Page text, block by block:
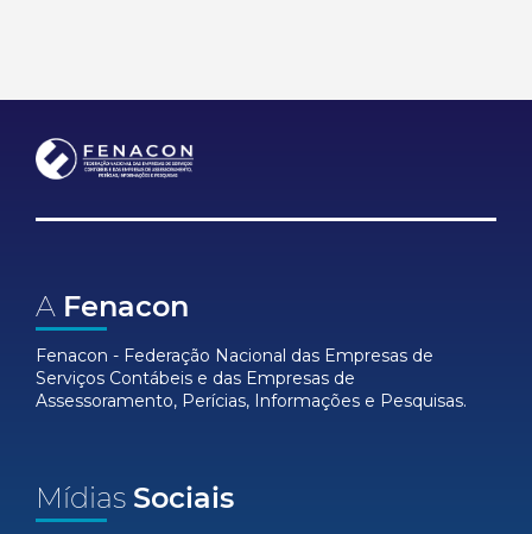
A Fenacon
Fenacon - Federação Nacional das Empresas de
Serviços Contábeis e das Empresas de
Assessoramento, Perícias, Informações e Pesquisas.
Mídias Sociais